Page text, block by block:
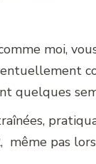
moi, vous
quelques
même pas